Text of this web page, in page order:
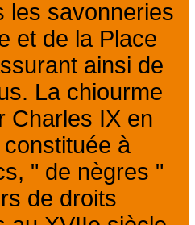
les savonneries
et de la Place
ainsi de
La chiourme
Charles IX en
à
" de nègres "
de droits